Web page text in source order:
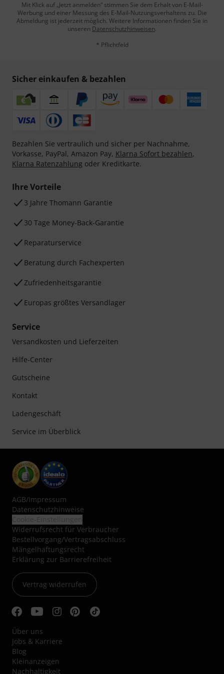
Mit Klick auf „Jetzt anmelden“ stimmen Sie dem Erhalt von E-Mail-
Werbung und einer Messung des E-Mail-Nutzungsverhaltens zu. Die
Abmeldung ist jederzeit möglich. Weitere Informationen finden Sie in
unseren Datenschutzhinweisen.
* Pflichtfeld
Sicher einkaufen & bezahlen
Bezahlen Sie vertraulich und sicher per Nachnahme,
Vorkasse, PayPal, Amazon Pay, Klarna Sofort bezahlen,
Klarna Ratenzahlung oder Kreditkarte.
Ihre Vorteile
3 Jahre Thomann Garantie
30 Tage Money-Back-Garantie
Reparaturservice
Beratung durch Fachexperten
Zufriedenheitsgarantie
Europas größtes Versandlager
Service
Versandkosten und Lieferzeiten
Hilfe-Center
Gutscheine
Kontakt
Ladengeschäft
Service im Überblick
AGB/Impressum
Datenschutzhinweise
Widerrufsrecht für Verbraucher
Bestellvorgang/Vertragsabschluss
Mängelhaftungsrecht
Erklärung zur Barrierefreiheit
Vertrag widerrufen
Über uns
Jobs & Karriere
Blog
Kleinanzeigen
Nachhaltigkeit